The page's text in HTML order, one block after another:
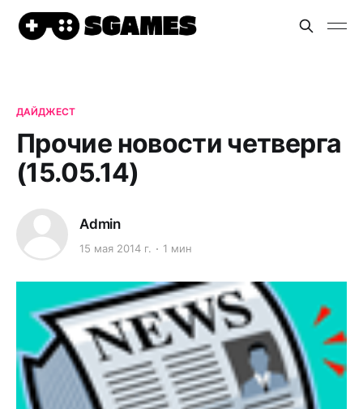
ДАЙДЖЕСТ
Прочие новости четверга
(15.05.14)
Admin
15 мая 2014 г. 1 мин